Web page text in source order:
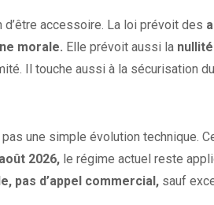
accessoire. La loi prévoit des
morale. Elle prévoit aussi la
Il touche aussi à la sécurisation
une simple évolution technique.
2026, le régime actuel reste
pas d’appel commercial, sauf